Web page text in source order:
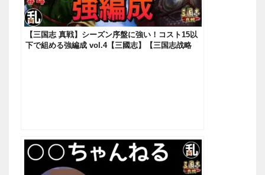
【三国志 真戦】シーズン序盤に強い！コスト15以
下で組める強編成 vol.4【三國志】【三国志战略